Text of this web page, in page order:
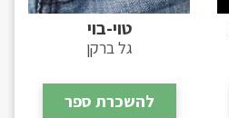
טוי-בוי
גל ברקן
להשכרת ספר